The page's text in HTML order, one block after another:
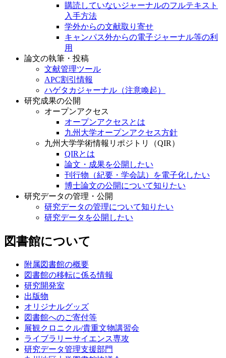
購読していないジャーナルのフルテキスト
入手方法
学外からの文献取り寄せ
キャンパス外からの電子ジャーナル等の利
用
論文の執筆・投稿
文献管理ツール
APC割引情報
ハゲタカジャーナル（注意喚起）
研究成果の公開
オープンアクセス
オープンアクセスとは
九州大学オープンアクセス方針
九州大学学術情報リポジトリ（QIR）
QIRとは
論文・成果を公開したい
刊行物（紀要・学会誌）を電子化したい
博士論文の公開について知りたい
研究データの管理・公開
研究データの管理について知りたい
研究データを公開したい
図書館について
附属図書館の概要
図書館の移転に係る情報
研究開発室
出版物
オリジナルグッズ
図書館へのご寄付等
展観クロニクル/貴重文物講習会
ライブラリーサイエンス専攻
研究データ管理支援部門